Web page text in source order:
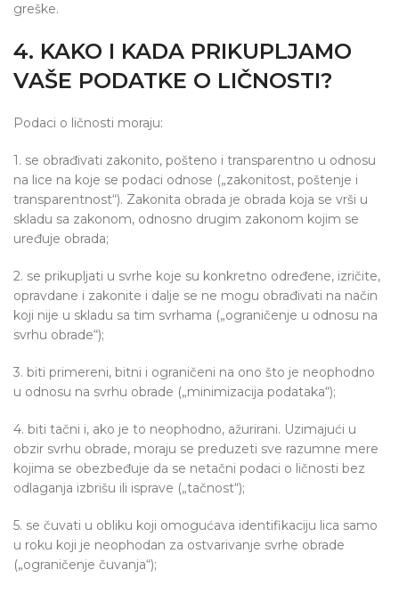
greške.
4. KAKO I KADA PRIKUPLJAMO
VAŠE PODATKE O LIČNOSTI?
Podaci o ličnosti moraju:
1. se obrađivati zakonito, pošteno i transparentno u odnosu
na lice na koje se podaci odnose („zakonitost, poštenje i
transparentnost“). Zakonita obrada je obrada koja se vrši u
skladu sa zakonom, odnosno drugim zakonom kojim se
uređuje obrada;
2. se prikupljati u svrhe koje su konkretno određene, izričite,
opravdane i zakonite i dalje se ne mogu obrađivati na način
koji nije u skladu sa tim svrhama („ograničenje u odnosu na
svrhu obrade“);
3. biti primereni, bitni i ograničeni na ono što je neophodno
u odnosu na svrhu obrade („minimizacija podataka“);
4. biti tačni i, ako je to neophodno, ažurirani. Uzimajući u
obzir svrhu obrade, moraju se preduzeti sve razumne mere
kojima se obezbeđuje da se netačni podaci o ličnosti bez
odlaganja izbrišu ili isprave („tačnost“);
5. se čuvati u obliku koji omogućava identifikaciju lica samo
u roku koji je neophodan za ostvarivanje svrhe obrade
(„ograničenje čuvanja“);